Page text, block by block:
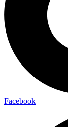
Facebook